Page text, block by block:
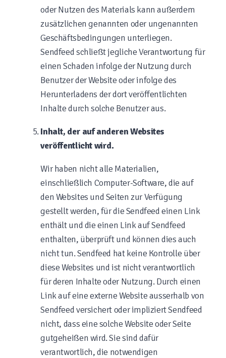
oder Nutzen des Materials kann außerdem
zusätzlichen genannten oder ungenannten
Geschäftsbedingungen unterliegen.
Sendfeed schließt jegliche Verantwortung für
einen Schaden infolge der Nutzung durch
Benutzer der Website oder infolge des
Herunterladens der dort veröffentlichten
Inhalte durch solche Benutzer aus.
Inhalt, der auf anderen Websites
veröffentlicht wird.
Wir haben nicht alle Materialien,
einschließlich Computer-Software, die auf
den Websites und Seiten zur Verfügung
gestellt werden, für die Sendfeed einen Link
enthält und die einen Link auf Sendfeed
enthalten, überprüft und können dies auch
nicht tun. Sendfeed hat keine Kontrolle über
diese Websites und ist nicht verantwortlich
für deren Inhalte oder Nutzung. Durch einen
Link auf eine externe Website ausserhalb von
Sendfeed versichert oder impliziert Sendfeed
nicht, dass eine solche Website oder Seite
gutgeheißen wird. Sie sind dafür
verantwortlich, die notwendigen